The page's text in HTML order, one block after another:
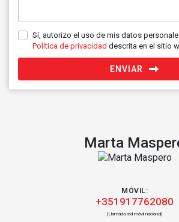
Sí, autorizo el uso de mis datos
Política de privacidad descrita en el sitio
ENVIAR
Marta
MÓVIL:
+351917762080
(Llamada red móvil nacional)